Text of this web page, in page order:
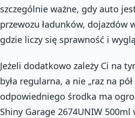
szczególnie ważne, gdy auto
przewozu ładunków, dojazdów
gdzie liczy się sprawność i
Jeżeli dodatkowo zależy Ci na
była regularna, a nie „raz na
odpowiedniego środka ma
Shiny Garage 2674UNIW